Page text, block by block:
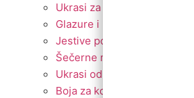
Ukrasi za torte
Glazure i preljevi
Jestive pokrivke
Šečerne mase fondant
Ukrasi od marcipana
Boja za kolače